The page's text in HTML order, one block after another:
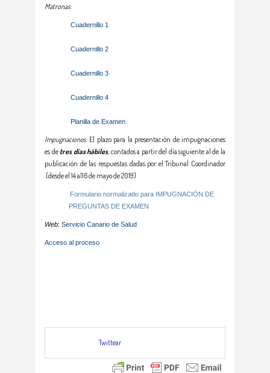
Matronas:
Cuadernillo 1
Cuadernillo 2
Cuadernillo 3
Cuadernillo 4
Planilla de Examen
Impugnaciones: El plazo para la presentación de impugnaciones
es de tres días hábiles, contados a partir del día siguiente al de la
publicación de las respuestas dadas por el Tribunal Coordinador
(desde el 14 al16 de mayo de 2019)
Formulario normalizado para IMPUGNACIÓN DE
PREGUNTAS DE EXAMEN
Web: Servicio Canario de Salud
Acceso al proceso
Twittear